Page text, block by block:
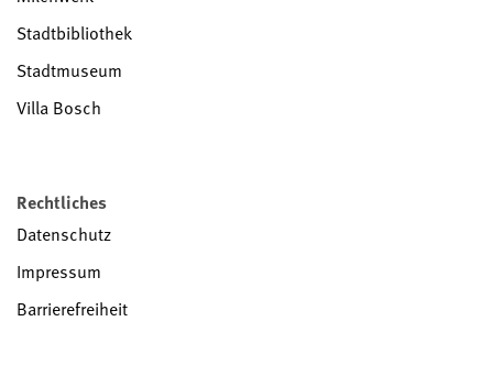
Stadtbibliothek
Stadtmuseum
Villa Bosch
Rechtliches
Datenschutz
Impressum
Barrierefreiheit